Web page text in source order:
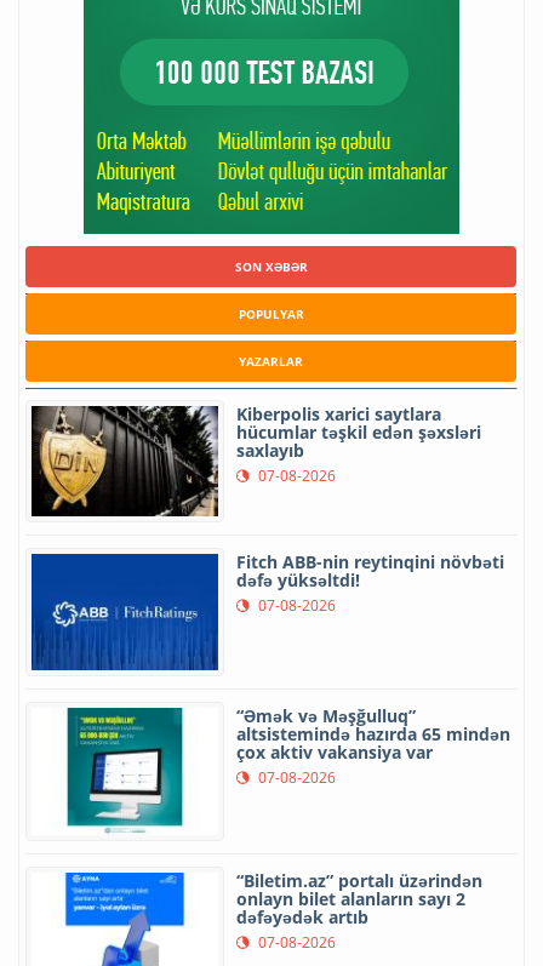
SON XƏBƏR
POPULYAR
YAZARLAR
Kiberpolis xarici saytlara
hücumlar təşkil edən şəxsləri
saxlayıb
07-08-2026
Fitch ABB-nin reytinqini növbəti
dəfə yüksəltdi!
07-08-2026
“Əmək və Məşğulluq”
altsistemində hazırda 65 mindən
çox aktiv vakansiya var
07-08-2026
“Biletim.az” portalı üzərindən
onlayn bilet alanların sayı 2
dəfəyədək artıb
07-08-2026